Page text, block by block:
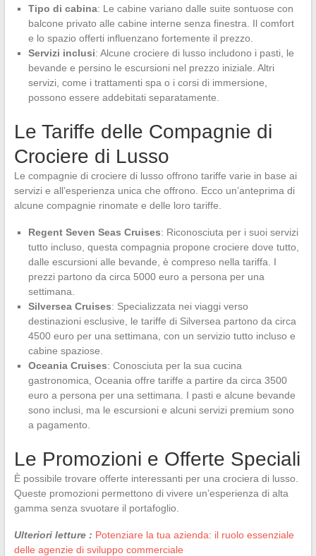
Tipo di cabina: Le cabine variano dalle suite sontuose con
balcone privato alle cabine interne senza finestra. Il comfort
e lo spazio offerti influenzano fortemente il prezzo.
Servizi inclusi: Alcune crociere di lusso includono i pasti, le
bevande e persino le escursioni nel prezzo iniziale. Altri
servizi, come i trattamenti spa o i corsi di immersione,
possono essere addebitati separatamente.
Le Tariffe delle Compagnie di
Crociere di Lusso
Le compagnie di crociere di lusso offrono tariffe varie in base ai
servizi e all’esperienza unica che offrono. Ecco un’anteprima di
alcune compagnie rinomate e delle loro tariffe.
Regent Seven Seas Cruises: Riconosciuta per i suoi servizi
tutto incluso, questa compagnia propone crociere dove tutto,
dalle escursioni alle bevande, è compreso nella tariffa. I
prezzi partono da circa 5000 euro a persona per una
settimana.
Silversea Cruises: Specializzata nei viaggi verso
destinazioni esclusive, le tariffe di Silversea partono da circa
4500 euro per una settimana, con un servizio tutto incluso e
cabine spaziose.
Oceania Cruises: Conosciuta per la sua cucina
gastronomica, Oceania offre tariffe a partire da circa 3500
euro a persona per una settimana. I pasti e alcune bevande
sono inclusi, ma le escursioni e alcuni servizi premium sono
a pagamento.
Le Promozioni e Offerte Speciali
È possibile trovare offerte interessanti per una crociera di lusso.
Queste promozioni permettono di vivere un’esperienza di alta
gamma senza svuotare il portafoglio.
Ulteriori letture : Potenziare la tua azienda: il ruolo essenziale
delle agenzie di sviluppo commerciale